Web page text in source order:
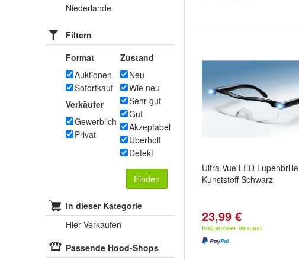
Niederlande
Filtern
Format
Auktionen
Sofortkauf
Verkäufer
Gewerblich
Privat
Zustand
Neu
Wie neu
Sehr gut
Gut
Akzeptabel
Überholt
Defekt
Finden
In dieser Kategorie
Hier Verkaufen
Passende Hood-Shops
Ultra Vue LED Lupenbrille
Kunststoff Schwarz
23,99 €
Kostenloser Versand